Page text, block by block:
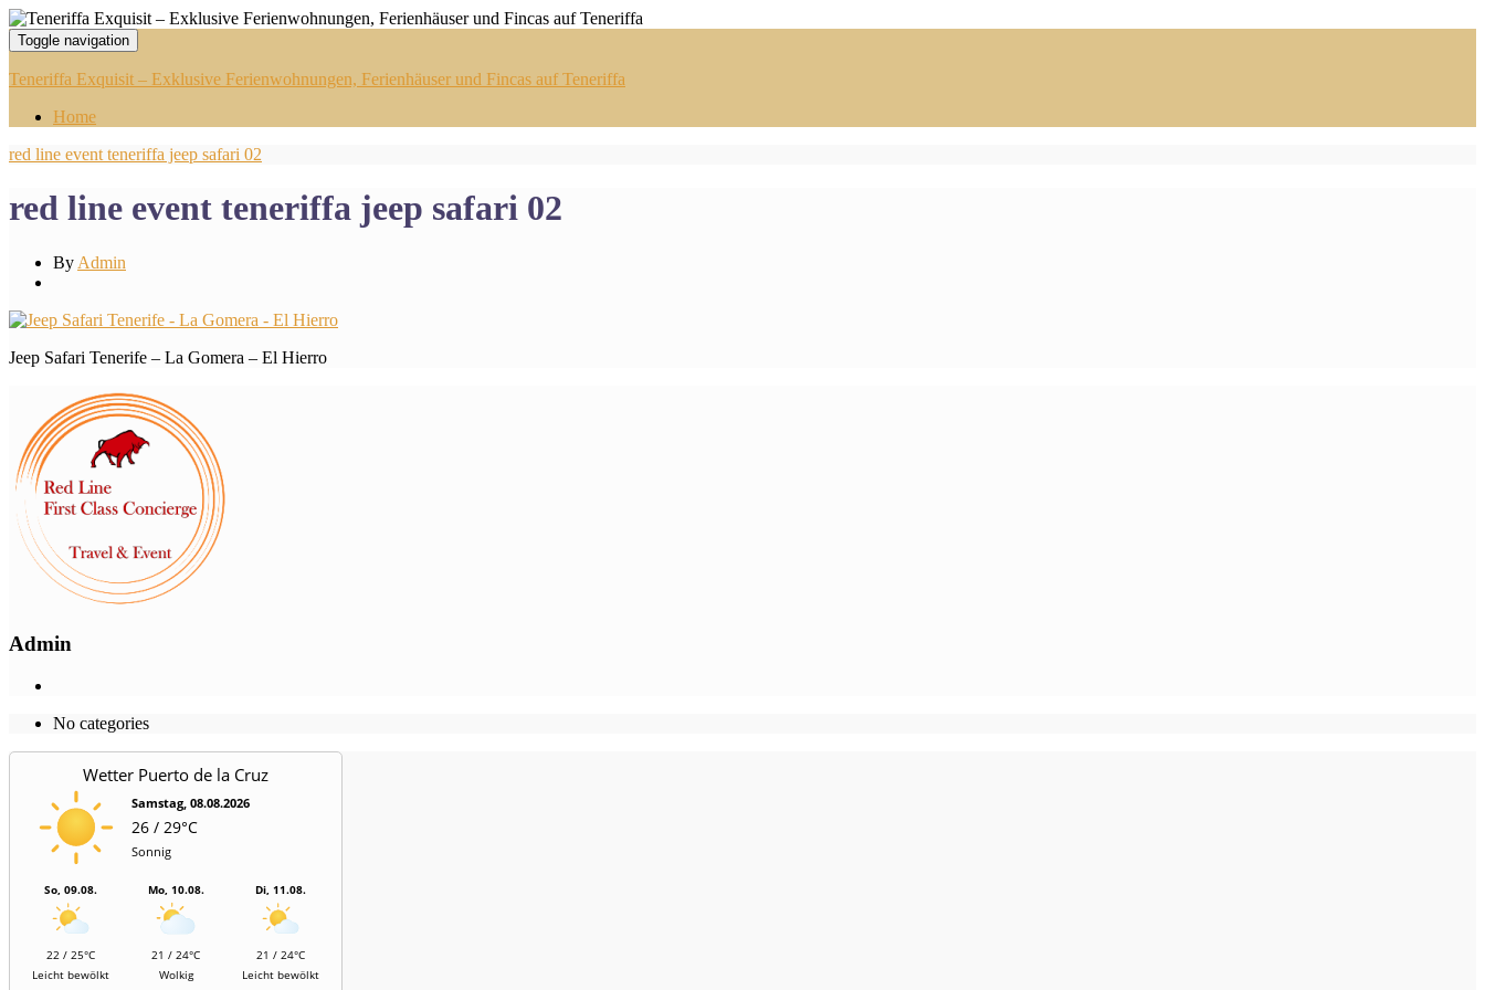
Toggle navigation
Teneriffa Exquisit – Exklusive Ferienwohnungen, Ferienhäuser und Fincas auf Teneriffa
Home
red line event teneriffa jeep safari 02
red line event teneriffa jeep safari 02
By Admin
Jeep Safari Tenerife – La Gomera – El Hierro
Admin
No categories
Wetter Puerto de la Cruz
Samstag, 08.08.2026
26 / 29°C
Sonnig
So, 09.08.
22 / 25°C
Leicht bewölkt
Mo, 10.08.
21 / 24°C
Wolkig
Di, 11.08.
21 / 24°C
Leicht bewölkt